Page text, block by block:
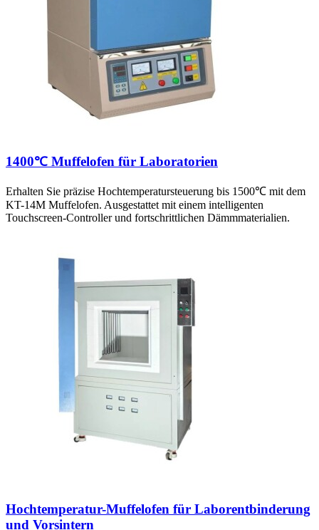
1400℃ Muffelofen für Laboratorien
Erhalten Sie präzise Hochtemperatursteuerung bis 1500℃ mit dem
KT-14M Muffelofen. Ausgestattet mit einem intelligenten
Touchscreen-Controller und fortschrittlichen Dämmmaterialien.
Hochtemperatur-Muffelofen für Laborentbinderung
und Vorsintern